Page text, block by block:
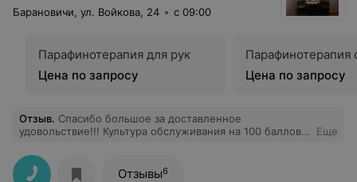
Барановичи, ул. Войкова, 24 с 09:00
Парафинотерапия для рук
Цена по запросу
Парафинотерапия
Цена по запросу
Отзыв. Спасибо большое за доставленное
удовольствие!!! Культура обслуживания на 100 баллов!!!
процедуры: кедровая бочка, пилинг и расслабляющий
массаж-девочки Вы волшебницы-процветания и всех
Еще
Отзывы6